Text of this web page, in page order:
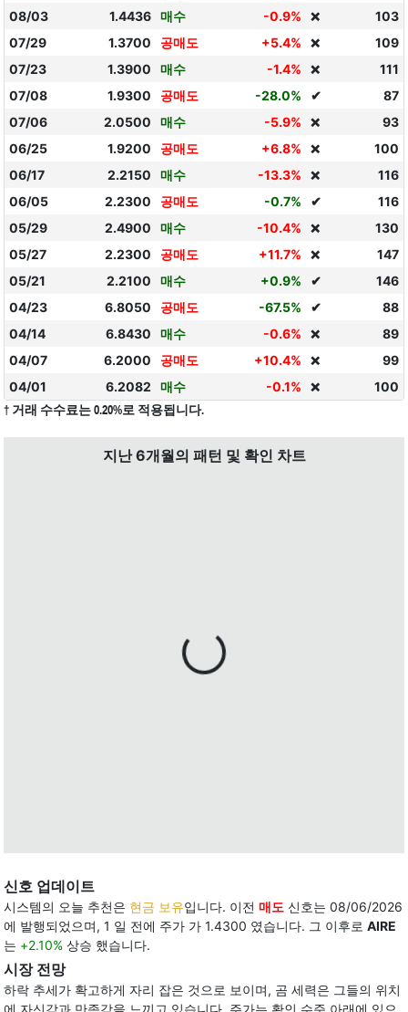
08/03
1.4436 매수 -0.9% ❌
103
07/29
1.3700 공매도 +5.4% ❌
109
07/23
1.3900 매수 -1.4% ❌
111
07/08
1.9300 공매도 -28.0% ✔
87
07/06
2.0500 매수 -5.9% ❌
93
06/25
1.9200 공매도 +6.8% ❌
100
06/17
2.2150 매수 -13.3% ❌
116
06/05
2.2300 공매도 -0.7% ✔
116
05/29
2.4900 매수 -10.4% ❌
130
05/27
2.2300 공매도 +11.7% ❌
147
05/21
2.2100 매수 +0.9% ✔
146
04/23
6.8050 공매도 -67.5% ✔
88
04/14
6.8430 매수 -0.6% ❌
89
04/07
6.2000 공매도 +10.4% ❌
99
04/01
6.2082 매수 -0.1% ❌ 100
† 거래 수수료는 0.20%로 적용됩니다.
지난 6개월의 패턴 및 확인 차트
신호 업데이트
시스템의 오늘 추천은 현금 보유입니다. 이전 매도 신호는 08/06/2026
에 발행되었으며, 1 일 전에 주가 가 1.4300 였습니다. 그 이후로 AIRE
는 +2.10% 상승 했습니다.
시장 전망
하락 추세가 확고하게 자리 잡은 것으로 보이며, 곰 세력은 그들의 위치
에 자신감과 만족감을 느끼고 있습니다. 주가는 확인 수준 아래에 있으